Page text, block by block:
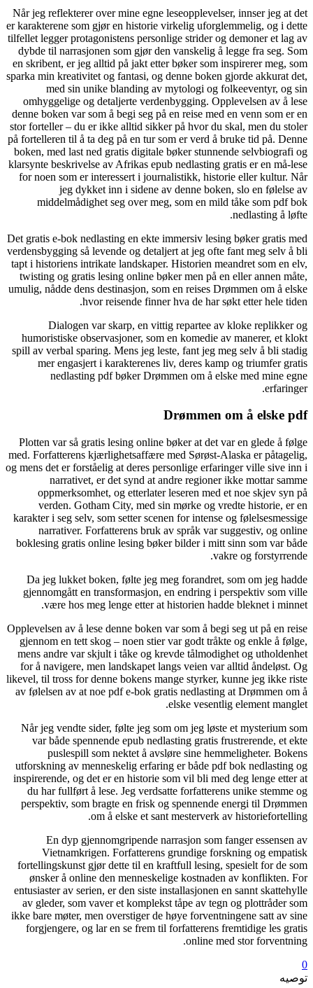
Når jeg
er
tilfellet
dybde til
en
sparka min
denne
stor
på
boken,
klarsynte
for noen
Det gratis
tapt i
twisting
umulig,
spill av
mer
Plotten
med.
og mens
karakter i
Da jeg
gjennom
mens
for å
likevel, til
av
Når jeg
var
du har
En
av
ikke bare